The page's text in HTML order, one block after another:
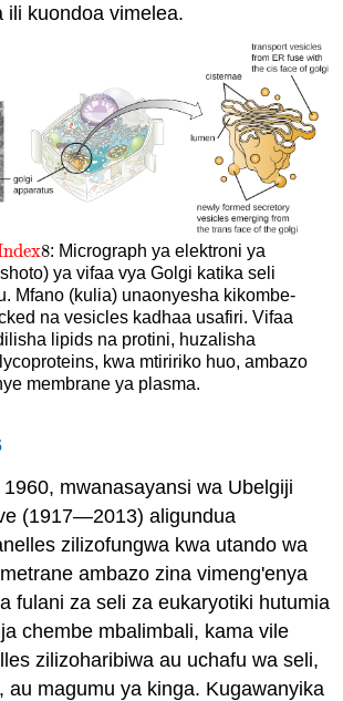
ili kuondoa vimelea.
8
8: Micrograph ya elektroni ya
ya vifaa vya Golgi katika seli
Mfano (kulia) unaonyesha kikombe-
na vesicles kadhaa usafiri. Vifaa
lipids na protini, huzalisha
kwa mtiririko huo, ambazo
membrane ya plasma.
mwanasayansi wa Ubelgiji
(1917—2013) aligundua
zilizofungwa kwa utando wa
ambazo zina vimeng'enya
fulani za seli za eukaryotiki hutumia
chembe mbalimbali, kama vile
zilizoharibiwa au uchafu wa seli,
au magumu ya kinga. Kugawanyika